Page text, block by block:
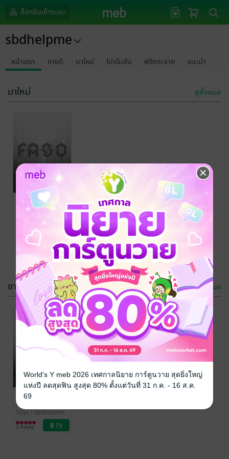
ล็อกอินเข้าระบบ
sbdhelpme
หน้าแรก ขายดี มาใหม่ โปรโมชัน ฟรีกระจาย แนะนำ
มาใหม่ ดูทั้งหมด
Fas 0 | ฟีโรโม
นมายาในป่า
ต้องห้าม
Sour
/ sbdhelpme
นิยายวาย Boy
Love / Yaoi
1 Rating
ขายดี ดูทั้งหมด
Fas 0 | ฟีโรโม
นมายาในป่า
ต้องห้าม
Sour / sbdhelpme
นิยายวาย Boy
Love / Yaoi
1 Rating
World's Y meb 2026 เทศกาลนิยาย การ์ตูนวาย สุดยิ่งใหญ่
แห่งปี ลดสุดฟิน สูงสุด 80% ตั้งแต่วันที่ 31 ก.ค. - 16 ส.ค.
69